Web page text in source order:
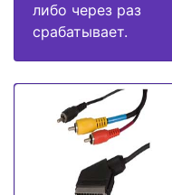
либо через раз
срабатывает.